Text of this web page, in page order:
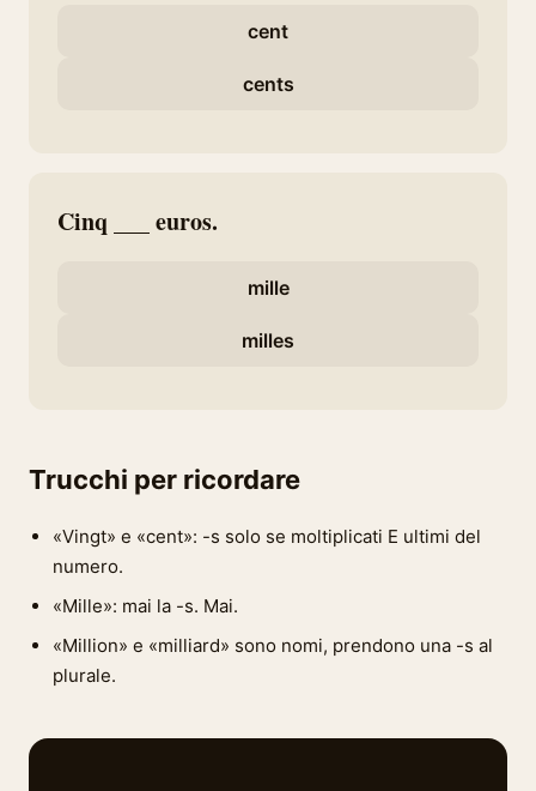
cent
cents
Cinq ___ euros.
mille
milles
Trucchi per ricordare
«Vingt» e «cent»: -s solo se moltiplicati E ultimi del
numero.
«Mille»: mai la -s. Mai.
«Million» e «milliard» sono nomi, prendono una -s al
plurale.